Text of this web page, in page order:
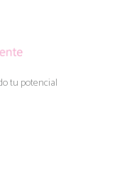
tu potencial